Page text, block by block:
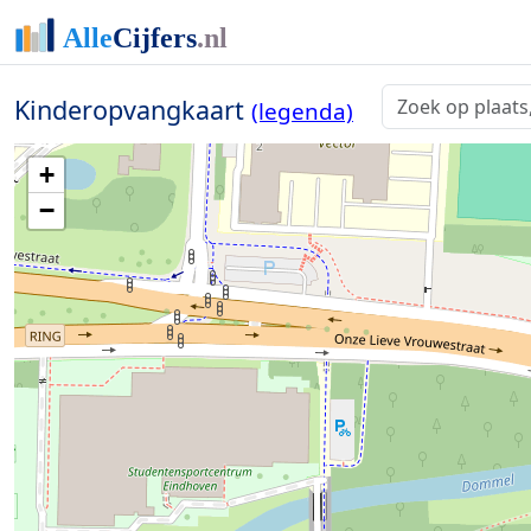
Kinderopvangkaart (legenda)
+
−